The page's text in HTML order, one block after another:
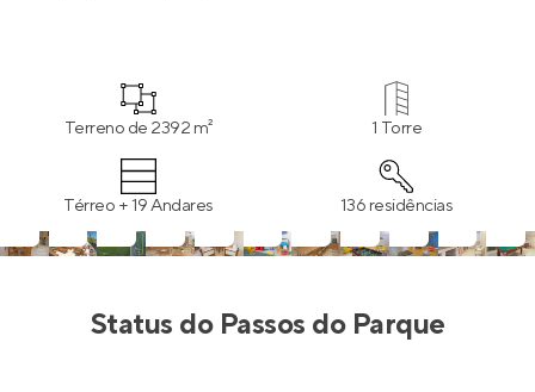
Terreno de 2392 m² 1 Torre
Térreo + 19 Andares 136 residências
Status do Passos do Parque